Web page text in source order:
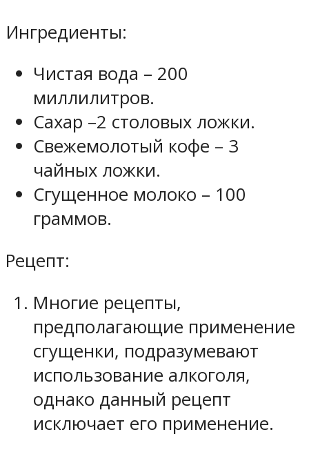
Ингредиенты:
Чистая вода – 200
миллилитров.
Сахар –2 столовых ложки.
Свежемолотый кофе – 3
чайных ложки.
Сгущенное молоко – 100
граммов.
Рецепт:
Многие рецепты,
предполагающие применение
сгущенки, подразумевают
использование алкоголя,
однако данный рецепт
исключает его применение.